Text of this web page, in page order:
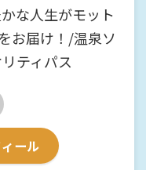
な人生がモット
お届け！/温泉ソ
ティパス
ール